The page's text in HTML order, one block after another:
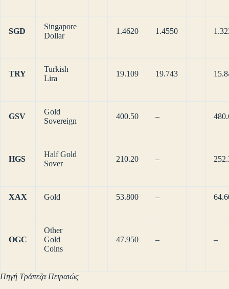
SGD
Singapore
Dollar
1.4620 1.4550
TRY
Turkish
Lira
19.109 19.743
GSV
Gold
Sovereign
400.50 –
HGS
Half Gold
Sover
210.20 –
XAX Gold 53.800 –
OGC
Other
Gold
Coins
47.950 – –
Πηγή Τράπεζα Πειραιώς